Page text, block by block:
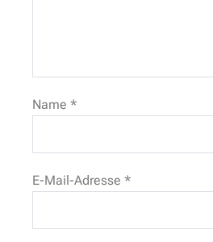
Name *
E-Mail-Adresse *